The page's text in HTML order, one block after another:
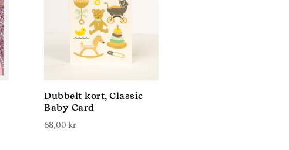
Dubbelt kort, Classic
Baby Card
68,00 kr